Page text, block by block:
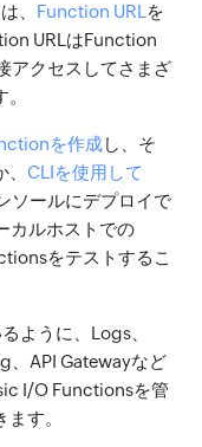
、 Function URL を
URLはFunction
アクセスしてさまざ
を作成し、そ
CLIを使用して
ソールにデプロイで
カルホストでの
をテストするこ
ように、Logs、
API Gatewayなど
I/O Functionsを管
す。